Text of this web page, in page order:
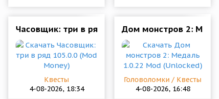
Часовщик: три в ряд 105.0.0 (Mod Money)
Квесты
4-08-2026, 18:34
Дом монстров 2:
Головоломки / Квесты
4-08-2026, 16:48